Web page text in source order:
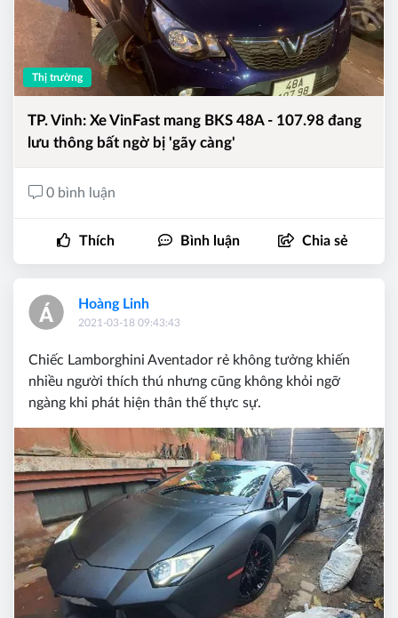
Thị trường
TP. Vinh: Xe VinFast mang BKS 48A - 107.98 đang
lưu thông bất ngờ bị 'gãy càng'
0 bình luận
Thích Bình luận Chia sẻ
Hoàng Linh
2021-03-18 09:43:43
Chiếc Lamborghini Aventador rẻ không tưởng khiến
nhiều người thích thú nhưng cũng không khỏi ngỡ
ngàng khi phát hiện thân thế thực sự.